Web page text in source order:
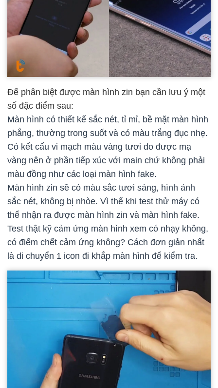
Để phân biệt được màn hình zin bạn cần lưu ý một
số đặc điểm sau:
Màn hình có thiết kế sắc nét, tỉ mỉ, bề mặt màn hình
phẳng, thường trong suốt và có màu trắng đục nhẹ.
Có kết cấu vi mạch màu vàng tươi do được mạ
vàng nên ở phần tiếp xúc với main chứ không phải
màu đồng như các loại màn hình fake.
Màn hình zin sẽ có màu sắc tươi sáng, hình ảnh
sắc nét, không bị nhòe. Vì thế khi test thử máy có
thể nhận ra được màn hình zin và màn hình fake.
Test thật kỹ cảm ứng màn hình xem có nhạy không,
có điểm chết cảm ứng không? Cách đơn giản nhất
là di chuyển 1 icon đi khắp màn hình để kiểm tra.